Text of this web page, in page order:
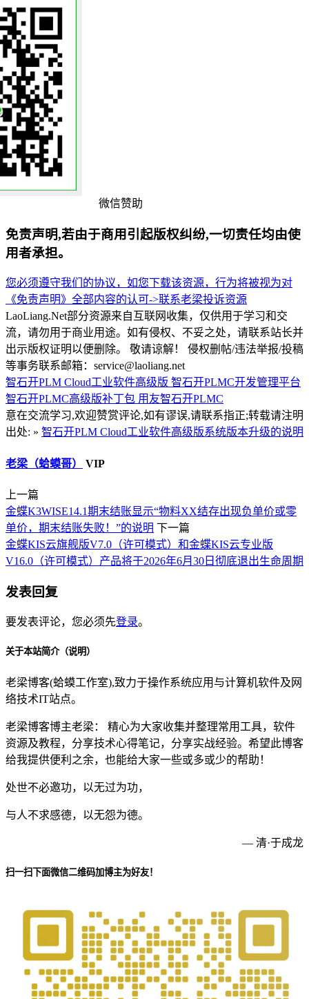
微信赞助
免责声明,若由于商用引起版权纠纷,一切责任均由使
用者承担。
您必须遵守我们的协议，如您下载该资源，行为将被视为对
《免责声明》全部内容的认可->联系老梁投诉资源
LaoLiang.Net部分资源来自互联网收集，仅供用于学习和交
流，请勿用于商业用途。如有侵权、不妥之处，请联系站长并
出示版权证明以便删除。 敬请谅解！ 侵权删帖/违法举报/投稿
等事务联系邮箱：service@laoliang.net
智石开PLM Cloud工业软件高级版 智石开PLMC开发管理平台
智石开PLMC高级版补丁包 用友智石开PLMC
意在交流学习,欢迎赞赏评论,如有谬误,请联系指正;转载请注明
出处: » 智石开PLM Cloud工业软件高级版系统版本升级的说明
老梁（蛤蟆哥） VIP
上一篇
金蝶K3WISE14.1期末结账显示“物料XX结存出现负单价或零
单价，期末结账失败！”的说明 下一篇
金蝶KIS云旗舰版V7.0（许可模式）和金蝶KIS云专业版
V16.0（许可模式）产品将于2026年6月30日彻底退出生命周期
发表回复
要发表评论，您必须先登录。
关于本站简介（说明）
老梁博客(蛤蟆工作室),致力于操作系统应用与计算机软件及网
络技术IT站点。
老梁博客博主老梁： 精心为大家收集并整理常用工具，软件
资源及教程，分享技术心得笔记，分享实战经验。希望此博客
给我提供便利之余，也能给大家一些或多或少的帮助！
处世不必邀功，以无过为功，
与人不求感德，以无怨为德。
— 清·于成龙
扫一扫下面微信二维码加博主为好友！